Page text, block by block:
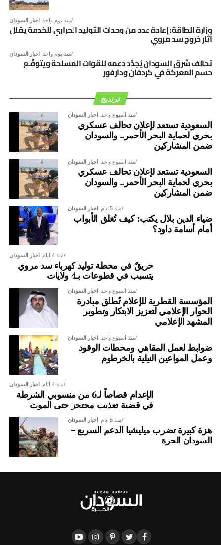
اخبار السودان منذ يوم واحد
وزارة الطاقة: إعادة عدد من وحدات التوليد الحراري للخدمة يقلل
آثار خروج سد مروي
اخبار السودان منذ يوم واحد
تحالف شرق السودان يُجدِّد دعمه للقوات المسلحة ويتوقّـع
حسم المعركة في كردفان ودارفور
ترنديج
اخبار السودان منذ أسبوع واحد
السعودية تستعد لإعلان تحالف عسكري
بحري لحماية البحر الأحمر.. والسودان
ضمن المشاركين
اخبار السودان منذ أسبوع واحد
السعودية تستعد لإعلان تحالف عسكري
بحري لحماية البحر الأحمر.. والسودان
ضمن المشاركين
اخبار السودان منذ 5 أيام
ضياء الدين بلال يكتب: كيف تُغلق الأبواب
أمام أسامة داود؟
اخبار السودان منذ 4 أيام
حريقٌ في محطة توليد كهرباء سد مروي
يتسبب في قطوعات بـ4 ولايات
اخبار السودان منذ أسبوع واحد
المؤسسة القطرية للإعلام تُطلق مبادرة
الحوار الإعلامي لتعزيز الابتكار وتطوير
المشهد الإعلامي
اخبار السودان منذ أسبوع واحد
ضوابط لعمل المقاهي ومحطات الوقود
وعمل المواعين النيلية بالخرطوم
اخبار السودان منذ 4 أيام
الإعدام قصاصاً لـ6 من منسوبي الشرطة
في قضية تعذيب محتجز حتى الموت
اخبار السودان منذ 5 أيام
هزة كبيرة تضرب ميليشيا الدعم السريع –
السودان الحرة